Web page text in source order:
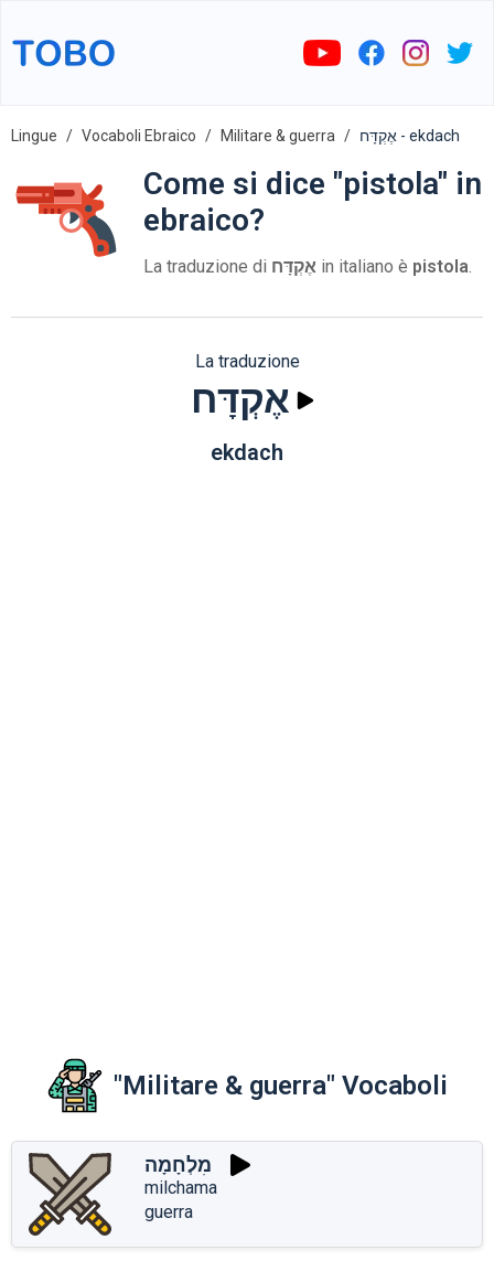
Lingue Vocaboli Ebraico Militare & guerra אֶקְדָּח - ekdach
Come si dice "pistola" in
ebraico?
La traduzione di אֶקְדָּח in italiano è pistola.
La traduzione
אֶקְדָּח
ekdach
"Militare & guerra" Vocaboli
מִלְחָמָה
milchama
guerra